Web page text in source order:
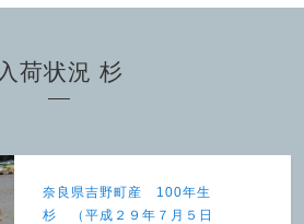
入荷状況 杉
奈良県吉野町産 100年生
杉 （平成２９年７月５日